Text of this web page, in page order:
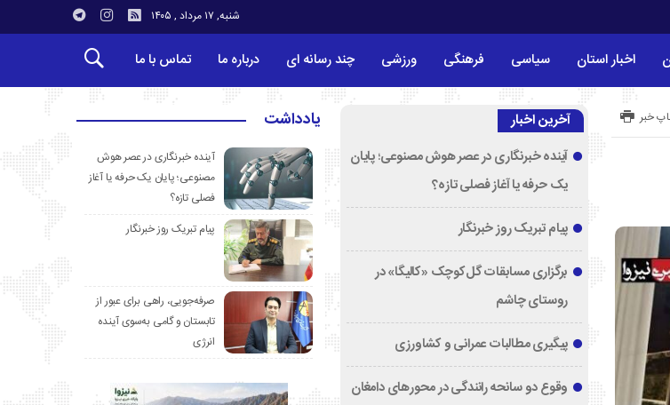
شنبه, ۱۷ مرداد , ۱۴۰۵
اخبار استان سیاسی فرهنگی ورزشی چند رسانه ای درباره ما تماس با ما
خبر آخرین اخبار
آینده خبرنگاری در عصر هوش مصنوعی؛ پایان
یک حرفه یا آغاز فصلی تازه؟
پیام تبریک روز خبرنگار
برگزاری مسابقات گل‌کوچک «کالیگا» در
روستای چاشم
پیگیری مطالبات عمرانی و کشاورزی
وقوع دو سانحه رانندگی در محورهای دامغان
یادداشت
آینده خبرنگاری در عصر هوش
مصنوعی؛ پایان یک حرفه یا آغاز
فصلی تازه؟
پیام تبریک روز خبرنگار
صرفه‌جویی، راهی برای عبور از
تابستان و گامی به‌سوی آینده
انرژی